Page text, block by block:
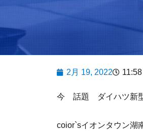
2月 19, 2022
今 話題 ダイハツ新
coior`sイオンタウン